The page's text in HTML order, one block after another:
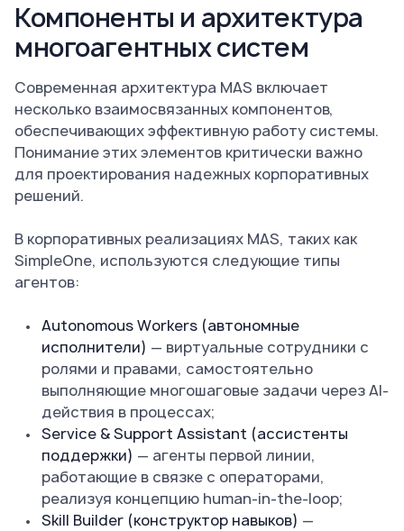
Компоненты и архитектура
многоагентных систем
Современная архитектура MAS включает
несколько взаимосвязанных компонентов,
обеспечивающих эффективную работу системы.
Понимание этих элементов критически важно
для проектирования надежных корпоративных
решений.
В корпоративных реализациях MAS, таких как
SimpleOne, используются следующие типы
агентов:
Autonomous Workers (автономные
исполнители) — виртуальные сотрудники с
ролями и правами, самостоятельно
выполняющие многошаговые задачи через AI-
действия в процессах;
Service & Support Assistant (ассистенты
поддержки) — агенты первой линии,
работающие в связке с операторами,
реализуя концепцию human-in-the-loop;
Skill Builder (конструктор навыков) —